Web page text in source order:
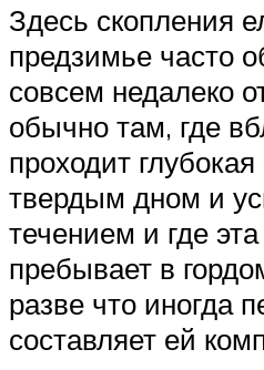
Здесь скопления
предзимье часто
совсем недалеко
обычно там, где
проходит
твердым дном и
течением и где
пребывает в
разве что иногда
составляет ей